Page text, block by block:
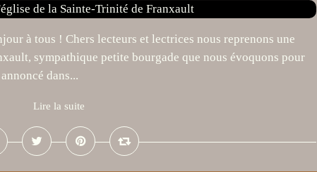
à tous ! Chers lecteurs et lectrices nous reprenons une
sympathique petite bourgade que nous évoquons pour
dans...
Lire la suite